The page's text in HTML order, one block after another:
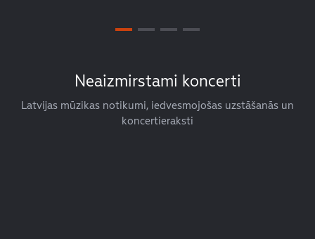
Neaizmirstami koncerti
Latvijas mūzikas notikumi, iedvesmojošas uzstāšanās un
koncertieraksti